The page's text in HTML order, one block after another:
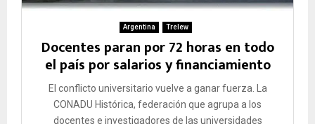
Argentina Trelew
Docentes paran por 72 horas en todo
el país por salarios y financiamiento
El conflicto universitario vuelve a ganar fuerza. La
CONADU Histórica, federación que agrupa a los
docentes e investigadores de las universidades